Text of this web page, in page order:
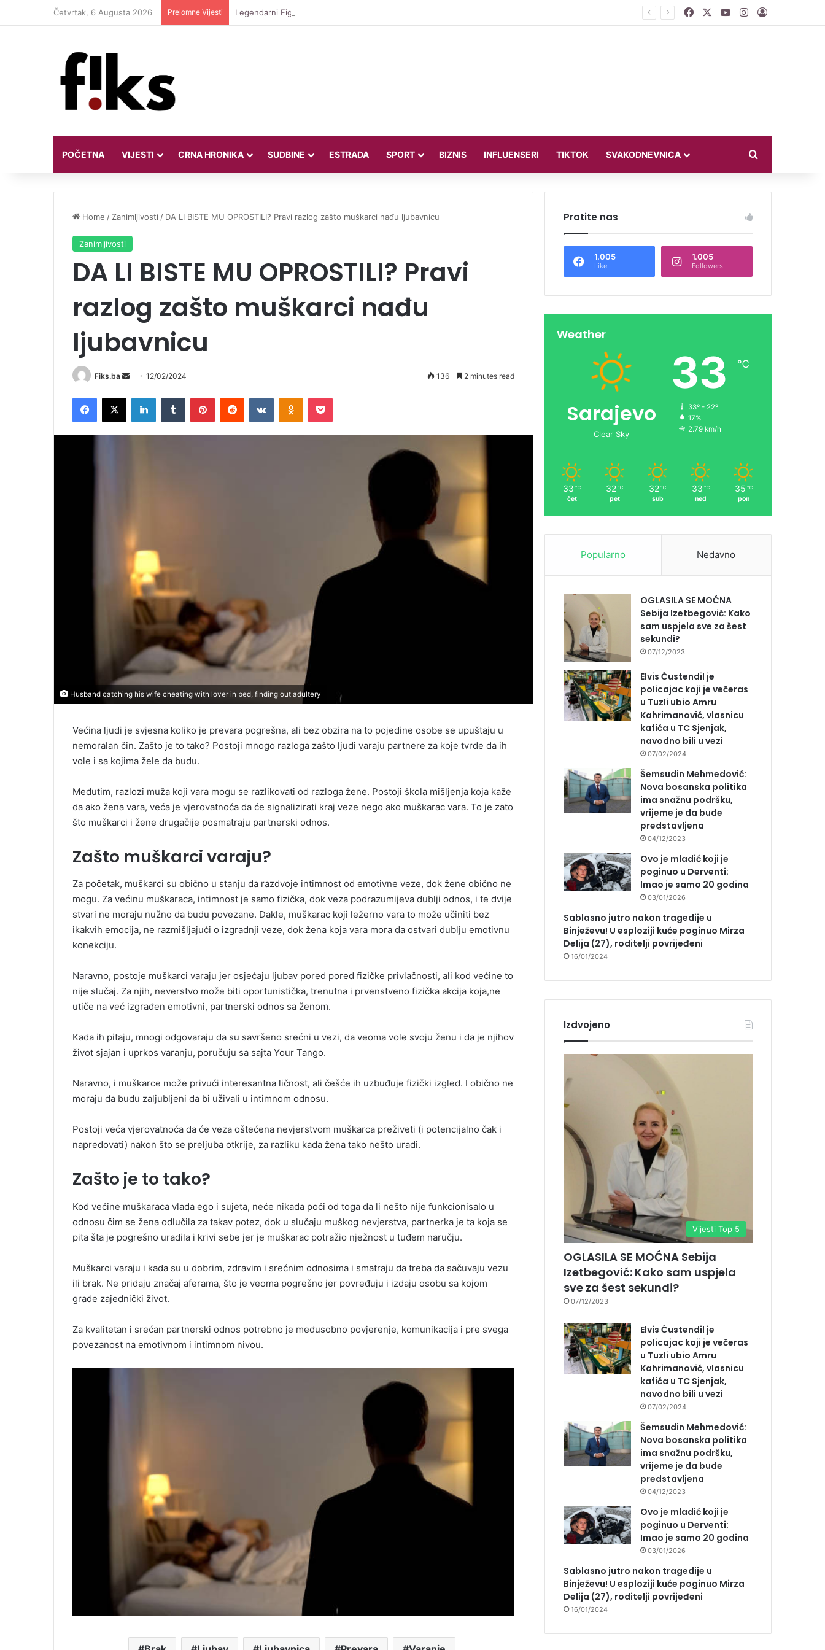
Četvrtak, 6 Augusta 2026 Prelomne Vijesti Legendarni Figo bez milosti prema Infantinu: “Lagao je i ukaljao funkciju, sada mora otići” FacebookYouTubeInstagram
Log In
POČETNA VIJESTI CRNA HRONIKA SUDBINE ESTRADA SPORT BIZNIS INFLUENSERI TIKTOK SVAKODNEVNICA
Home / Zanimljivosti / DA LI BISTE MU OPROSTILI? Pravi razlog zašto muškarci nađu ljubavnicu
Zanimljivosti
DA LI BISTE MU OPROSTILI? Pravi
razlog zašto muškarci nađu
ljubavnicu
Fiks.ba
Send
email
12/02/2024 136 2 minutes read
Facebook
X LinkedInTumblr PinterestReddit VKontakteOdnoklassniki
Pocket
Husband catching his wife cheating with lover in bed, finding out adultery
Većina ljudi je svjesna koliko je prevara pogrešna, ali bez obzira na to pojedine osobe se upuštaju u
nemoralan čin. Zašto je to tako? Postoji mnogo razloga zašto ljudi varaju partnere za koje tvrde da ih
vole i sa kojima žele da budu.
Međutim, razlozi muža koji vara mogu se razlikovati od razloga žene. Postoji škola mišljenja koja kaže
da ako žena vara, veća je vjerovatnoća da će signalizirati kraj veze nego ako muškarac vara. To je zato
što muškarci i žene drugačije posmatraju partnerski odnos.
Zašto muškarci varaju?
Za početak, muškarci su obično u stanju da razdvoje intimnost od emotivne veze, dok žene obično ne
mogu. Za većinu muškaraca, intimnost je samo fizička, dok veza podrazumijeva dublji odnos, i te dvije
stvari ne moraju nužno da budu povezane. Dakle, muškarac koji ležerno vara to može učiniti bez
ikakvih emocija, ne razmišljajući o izgradnji veze, dok žena koja vara mora da ostvari dublju emotivnu
konekciju.
Naravno, postoje muškarci varaju jer osjećaju ljubav pored pored fizičke privlačnosti, ali kod većine to
nije slučaj. Za njih, neverstvo može biti oportunistička, trenutna i prvenstveno fizička akcija koja,ne
utiče na već izgrađen emotivni, partnerski odnos sa ženom.
Kada ih pitaju, mnogi odgovaraju da su savršeno srećni u vezi, da veoma vole svoju ženu i da je njihov
život sjajan i uprkos varanju, poručuju sa sajta Your Tango.
Naravno, i muškarce može privući interesantna ličnost, ali češće ih uzbuđuje fizički izgled. I obično ne
moraju da budu zaljubljeni da bi uživali u intimnom odnosu.
Postoji veća vjerovatnoća da će veza oštećena nevjerstvom muškarca preživeti (i potencijalno čak i
napredovati) nakon što se preljuba otkrije, za razliku kada žena tako nešto uradi.
Zašto je to tako?
Kod većine muškaraca vlada ego i sujeta, neće nikada poći od toga da li nešto nije funkcionisalo u
odnosu čim se žena odlučila za takav potez, dok u slučaju muškog nevjerstva, partnerka je ta koja se
pita šta je pogrešno uradila i krivi sebe jer je muškarac potražio nježnost u tuđem naručju.
Muškarci varaju i kada su u dobrim, zdravim i srećnim odnosima i smatraju da treba da sačuvaju vezu
ili brak. Ne pridaju značaj aferama, što je veoma pogrešno jer povređuju i izdaju osobu sa kojom
grade zajednički život.
Za kvalitetan i srećan partnerski odnos potrebno je međusobno povjerenje, komunikacija i pre svega
povezanost na emotivnom i intimnom nivou.
Pratite nas
1.005
Like
1.005
Followers
Weather
Sarajevo
Clear Sky
33 ℃
33º - 22º
17%
2.79 km/h
33 ℃
čet
32 ℃
pet
32 ℃
sub
33 ℃
ned
35 ℃
pon
Popularno Nedavno
OGLASILA SE MOĆNA
Sebija Izetbegović: Kako
sam uspjela sve za šest
sekundi?
07/12/2023
Elvis Ćustendil je
policajac koji je večeras
u Tuzli ubio Amru
Kahrimanović, vlasnicu
kafića u TC Sjenjak,
navodno bili u vezi
07/02/2024
Šemsudin Mehmedović:
Nova bosanska politika
ima snažnu podršku,
vrijeme je da bude
predstavljena
04/12/2023
Ovo je mladić koji je
poginuo u Derventi:
Imao je samo 20 godina
03/01/2026
Sablasno jutro nakon tragedije u
Binježevu! U esploziji kuće poginuo Mirza
Delija (27), roditelji povrijeđeni
16/01/2024
Izdvojeno
Vijesti Top 5
OGLASILA SE MOĆNA Sebija
Izetbegović: Kako sam uspjela
sve za šest sekundi?
07/12/2023
Elvis Ćustendil je
policajac koji je večeras
u Tuzli ubio Amru
Kahrimanović, vlasnicu
kafića u TC Sjenjak,
navodno bili u vezi
07/02/2024
Šemsudin Mehmedović:
Nova bosanska politika
ima snažnu podršku,
vrijeme je da bude
predstavljena
04/12/2023
Ovo je mladić koji je
poginuo u Derventi:
Imao je samo 20 godina
03/01/2026
Sablasno jutro nakon tragedije u
Binježevu! U esploziji kuće poginuo Mirza
Delija (27), roditelji povrijeđeni
16/01/2024